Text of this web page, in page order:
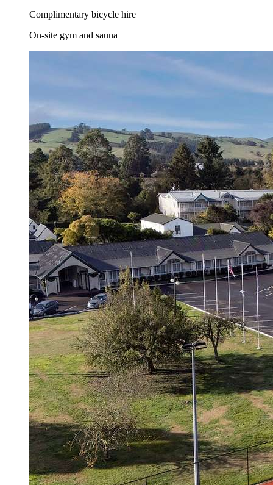
Complimentary bicycle hire
On-site gym and sauna